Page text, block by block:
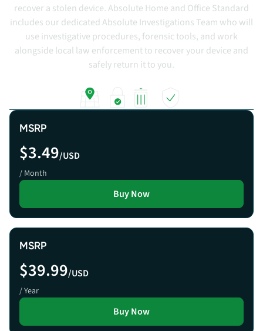
recover a stolen device.Absolute Home and Office Standard
includes our dedicated Absolute Investigations Team who will
use investigative procedures, forensic tools, and work
alongside local law enforcement to recover your device and
safely return it to you.
MSRP
$3.49/USD
/ Month
Buy Now
MSRP
$39.99/USD
/ Year
Buy Now